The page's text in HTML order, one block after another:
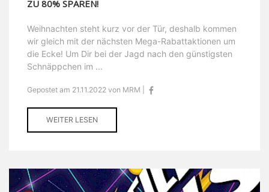
ZU 80% SPAREN!
Weihnachten steht kurz vor der Tür, deshalb kommen
wir gleich mit der nächsten Mega-Rabattaktionen um
die Ecke! Um Dir bei der Jagd nach den günstigsten
Schnäppchen im ...
Gepostet am 21.11.2022 von MRM |
WEITER LESEN